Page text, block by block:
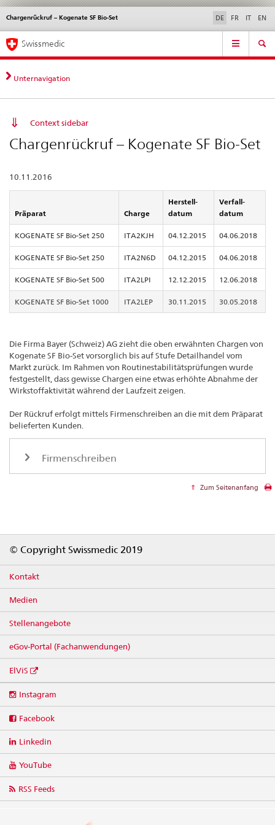
Direktnavigation
News,
Rechtsgrundlagen,
Kontakt
News & Updates Kontakt | Support & Hilfe
Chargenrückruf – Kogenate SF Bio-Set
Sprachwahl DE FR IT EN
Service
Hauptnavigation
Swissmedic
Unternavigation
Context sidebar
Chargenrückruf – Kogenate SF Bio-Set
10.11.2016
Präparat Charge
Herstell-
datum
Verfall-
datum
KOGENATE SF Bio-Set 250 ITA2KJH 04.12.2015 04.06.2018
KOGENATE SF Bio-Set 250 ITA2N6D 04.12.2015 04.06.2018
KOGENATE SF Bio-Set 500 ITA2LPI 12.12.2015 12.06.2018
KOGENATE SF Bio-Set 1000 ITA2LEP 30.11.2015 30.05.2018
Die Firma Bayer (Schweiz) AG zieht die oben erwähnten Chargen von
Kogenate SF Bio-Set vorsorglich bis auf Stufe Detailhandel vom
Markt zurück. Im Rahmen von Routinestabilitätsprüfungen wurde
festgestellt, dass gewisse Chargen eine etwas erhöhte Abnahme der
Wirkstoffaktivität während der Laufzeit zeigen.
Der Rückruf erfolgt mittels Firmenschreiben an die mit dem Präparat
belieferten Kunden.
Firmenschreiben
Zum Seitenanfang
© Copyright Swissmedic 2019
Kontakt
Medien
Stellenangebote
eGov-Portal (Fachanwendungen)
ElViS
media
Instagram
Facebook
Linkedin
YouTube
RSS Feeds